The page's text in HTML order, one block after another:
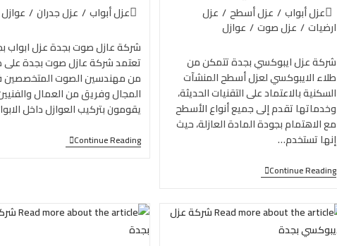
عزل أبواب / عزل أسطح / عزل
ارضيات / عزل صوت / عوازل
شركة عزل ايبوكسي بجدة تتمكن من
طلاء الايبوكسي لعزل أسطح المنشآت
السكنية بالاعتماد على التقنيات الحديثة،
وخدماتها تقدم إلى جميع أنواع الأسطح
مع الاهتمام بجودة المادة العازلة، حيث
إنها تستخدم…
Continue Reading
عزل أبواب / عزل جدران / عوازل
شركة عازل صوت بجدة عزل ابواب
تعتمد شركة عازل صوت بجدة
من مهندسين الصوت
المجال وفريق من العمال
يقومون بتركيب العوازل داخل
Continue Reading